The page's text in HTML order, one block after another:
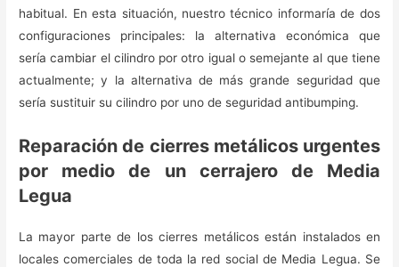
habitual. En esta situación, nuestro técnico informaría de dos
configuraciones principales: la alternativa económica que
sería cambiar el cilindro por otro igual o semejante al que tiene
actualmente; y la alternativa de más grande seguridad que
sería sustituir su cilindro por uno de seguridad antibumping.
Reparación de cierres metálicos urgentes
por medio de un cerrajero de Media
Legua
La mayor parte de los cierres metálicos están instalados en
locales comerciales de toda la red social de Media Legua. Se